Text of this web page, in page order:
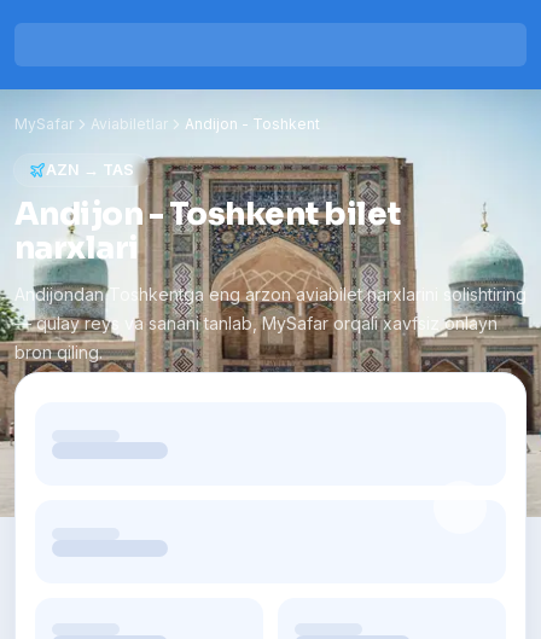
MySafar Aviabiletlar Andijon - Toshkent
AZN → TAS
Andijon - Toshkent bilet
narxlari
Andijondan Toshkentga eng arzon aviabilet narxlarini solishtiring
— qulay reys va sanani tanlab, MySafar orqali xavfsiz onlayn
bron qiling.